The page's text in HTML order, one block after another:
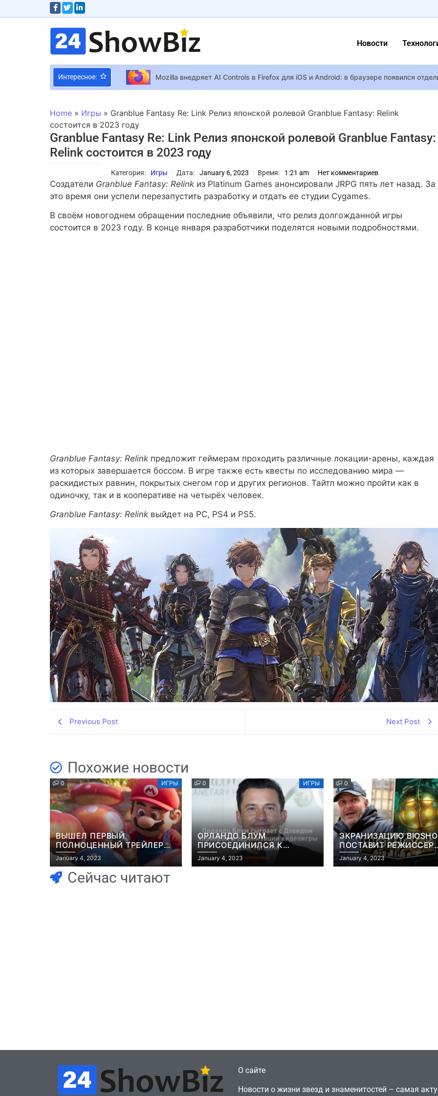
Новости
Интересное:
Mozilla внедряет AI Controls в Firefox для iOS и Android: в браузере появился
Counter-Strike: Global Offensive CS:GO почти побил исторический рекорд по
Split Fiction получит экранизацию: Голливуд заинтересовался новой игрой авторов
Мейхер внезапно почистила Instagram – больше ни слова об Украине, только
Тарас Тополя потратил 2 млн грн на ремонт квартиры в Киеве, пострадавшей от
Home » Игры » Granblue Fantasy Re: Link Релиз японской ролевой Granblue Fantasy: Relink
состоится в 2023 году
Granblue Fantasy Re: Link Релиз японской ролевой Granblue Fantasy:
Relink состоится в 2023 году
Категория: Игры Дата: January 6, 2023 Время: 1:21 am Нет комментариев
Создатели Granblue Fantasy: Relink из Platinum Games анонсировали JRPG пять лет назад. За
это время они успели перезапустить разработку и отдать ее студии Cygames.
В своём новогоднем обращении последние объявили, что релиз долгожданной игры
состоится в 2023 году. В конце января разработчики поделятся новыми подробностями.
Granblue Fantasy: Relink предложит геймерам проходить различные локации-арены, каждая
из которых завершается боссом. В игре также есть квесты по исследованию мира —
раскидистых равнин, покрытых снегом гор и других регионов. Тайтл можно пройти как в
одиночку, так и в кооперативе на четырёх человек.
Granblue Fantasy: Relink выйдет на PC, PS4 и PS5.
Previous Post Next Post
Похожие новости
0 ИГРЫ
ВЫШЕЛ ПЕРВЫЙ
ПОЛНОЦЕННЫЙ ТРЕЙЛЕР
МУЛЬТФИЛЬМА “МАРИО”
January 4, 2023
0 ИГРЫ
ОРЛАНДО БЛУМ
ПРИСОЕДИНИЛСЯ К
ЭКРАНИЗАЦИИ ВИДЕОИГРЫ
GRAN TURISMO
January 4, 2023
0
ЭКРАНИЗАЦИЮ
ПОСТАВИТ РЕЖИССЕР
«КОНСТАНТИНА» И
«ГОЛОДНЫХ ИГР»
January 4, 2023
Сейчас читают
О сайте
Новости о жизни звезд и знаменитостей – самая